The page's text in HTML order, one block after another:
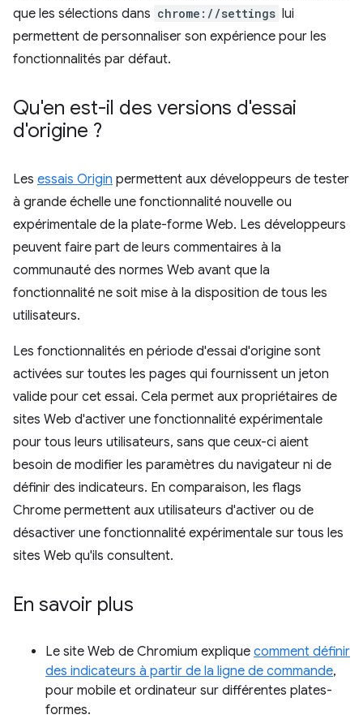
que les sélections dans chrome://settings lui
permettent de personnaliser son expérience pour les
fonctionnalités par défaut.
Qu'en est-il des versions d'essai
d'origine ?
Les essais Origin permettent aux développeurs de tester
à grande échelle une fonctionnalité nouvelle ou
expérimentale de la plate-forme Web. Les développeurs
peuvent faire part de leurs commentaires à la
communauté des normes Web avant que la
fonctionnalité ne soit mise à la disposition de tous les
utilisateurs.
Les fonctionnalités en période d'essai d'origine sont
activées sur toutes les pages qui fournissent un jeton
valide pour cet essai. Cela permet aux propriétaires de
sites Web d'activer une fonctionnalité expérimentale
pour tous leurs utilisateurs, sans que ceux-ci aient
besoin de modifier les paramètres du navigateur ni de
définir des indicateurs. En comparaison, les flags
Chrome permettent aux utilisateurs d'activer ou de
désactiver une fonctionnalité expérimentale sur tous les
sites Web qu'ils consultent.
En savoir plus
Le site Web de Chromium explique comment définir
des indicateurs à partir de la ligne de commande,
pour mobile et ordinateur sur différentes plates-
formes.